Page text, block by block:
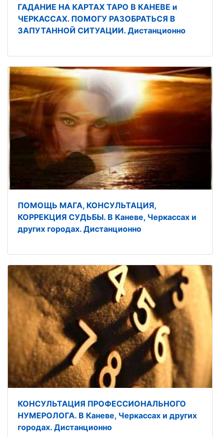
ГАДАНИЕ НА КАРТАХ ТАРО В КАНЕВЕ и
ЧЕРКАССАХ. ПОМОГУ РАЗОБРАТЬСЯ В
ЗАПУТАННОЙ СИТУАЦИИ. Дистанционно
ПОМОЩЬ МАГА, КОНСУЛЬТАЦИЯ,
КОРРЕКЦИЯ СУДЬБЫ. В Каневе, Черкассах и
других городах. Дистанционно
КОНСУЛЬТАЦИЯ ПРОФЕССИОНАЛЬНОГО
НУМЕРОЛОГА. В Каневе, Черкассах и других
городах. Дистанционно